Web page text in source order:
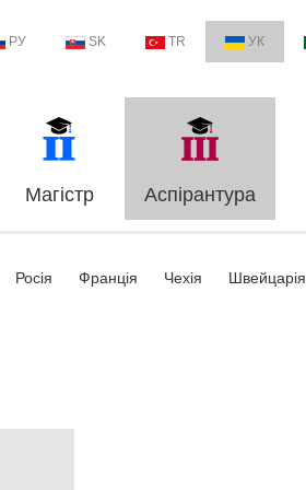
РУ SK TR УК
Магістр Аспірантура
Росія Франція Чехія Швейцарія